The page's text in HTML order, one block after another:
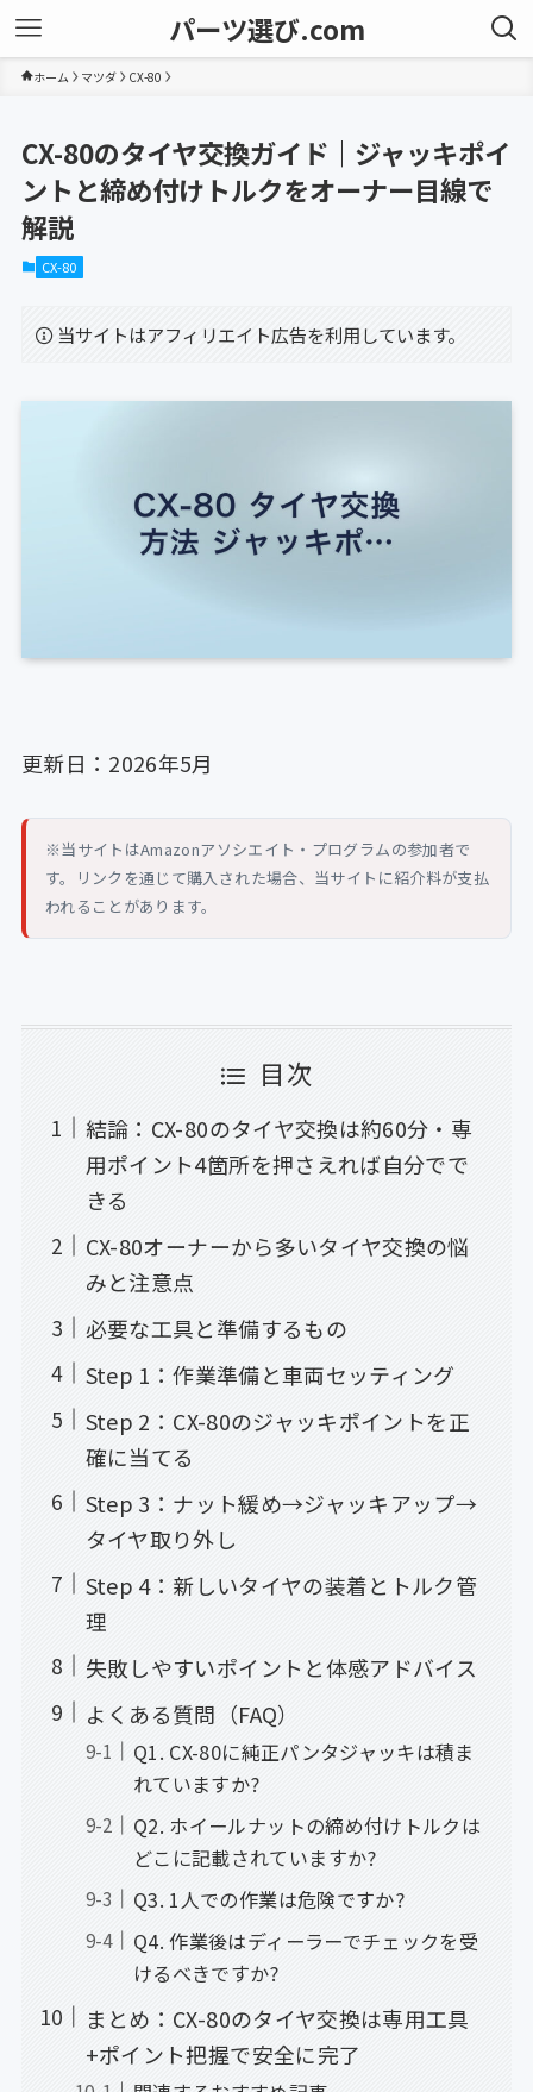
パーツ選び.com
ホーム マツダ CX-80
CX-80のタイヤ交換ガイド｜ジャッキポイ
ントと締め付けトルクをオーナー目線で
解説
CX-80
当サイトはアフィリエイト広告を利用しています。
更新日：2026年5月
※当サイトはAmazonアソシエイト・プログラムの参加者で
す。リンクを通じて購入された場合、当サイトに紹介料が支払
われることがあります。
目次
結論：CX-80のタイヤ交換は約60分・専
用ポイント4箇所を押さえれば自分でで
きる
CX-80オーナーから多いタイヤ交換の悩
みと注意点
必要な工具と準備するもの
Step 1：作業準備と車両セッティング
Step 2：CX-80のジャッキポイントを正
確に当てる
Step 3：ナット緩め→ジャッキアップ→
タイヤ取り外し
Step 4：新しいタイヤの装着とトルク管
理
失敗しやすいポイントと体感アドバイス
よくある質問（FAQ）
Q1. CX-80に純正パンタジャッキは積ま
れていますか?
Q2. ホイールナットの締め付けトルクは
どこに記載されていますか?
Q3. 1人での作業は危険ですか?
Q4. 作業後はディーラーでチェックを受
けるべきですか?
まとめ：CX-80のタイヤ交換は専用工具
+ポイント把握で安全に完了